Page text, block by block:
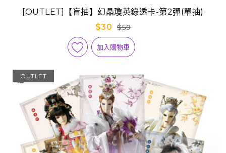
[OUTLET]【盲抽】幻晶瓊英錄透卡-第2彈(單抽)
$30
$59
加入購物車
OUTLET